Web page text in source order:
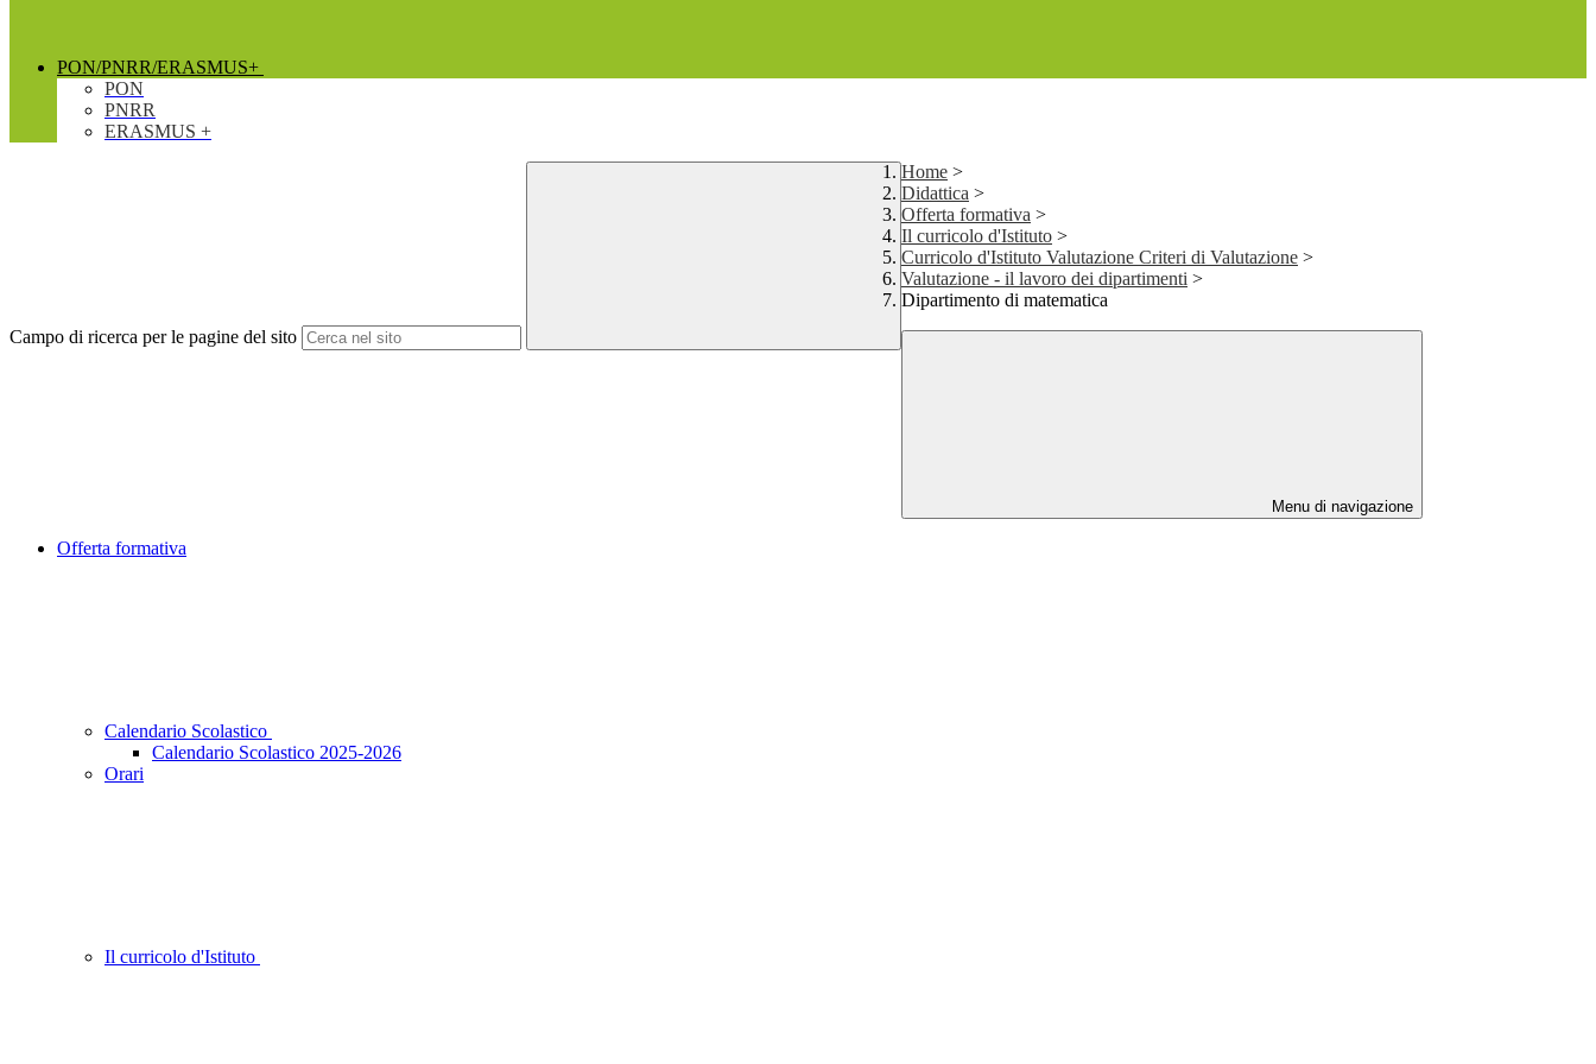
PON/PNRR/ERASMUS+
PON
PNRR
ERASMUS +
Campo di ricerca per le pagine del sito
Home >
Didattica >
Offerta formativa >
Il curricolo d'Istituto >
Curricolo d'Istituto Valutazione Criteri di Valutazione >
Valutazione - il lavoro dei dipartimenti >
Dipartimento di matematica
Menu di navigazione
Offerta formativa
Calendario Scolastico
Calendario Scolastico 2025-2026
Orari
Il curricolo d'Istituto